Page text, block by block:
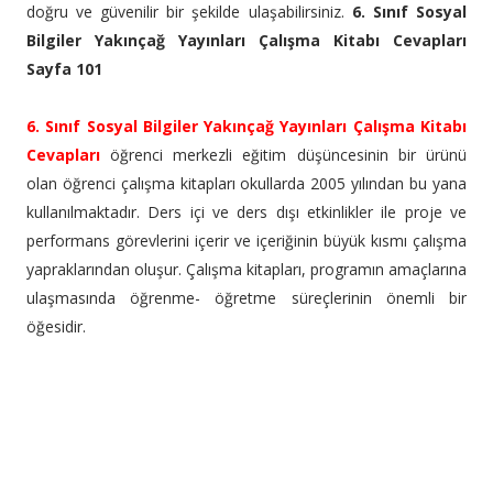
doğru ve güvenilir bir şekilde ulaşabilirsiniz. 6. Sınıf Sosyal
Bilgiler Yakınçağ Yayınları Çalışma Kitabı Cevapları
Sayfa 101
6. Sınıf Sosyal Bilgiler Yakınçağ Yayınları Çalışma Kitabı
Cevaplarıöğrenci merkezli eğitim düşüncesinin bir ürünü
olan öğrenci çalışma kitapları okullarda 2005 yılından bu yana
kullanılmaktadır. Ders içi ve ders dışı etkinlikler ile proje ve
performans görevlerini içerir ve içeriğinin büyük kısmı çalışma
yapraklarından oluşur. Çalışma kitapları, programın amaçlarına
ulaşmasında öğrenme- öğretme süreçlerinin önemli bir
öğesidir.